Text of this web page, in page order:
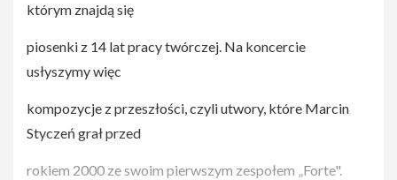
którym znajdą się
piosenki z 14 lat pracy twórczej. Na koncercie
usłyszymy więc
kompozycje z przeszłości, czyli utwory, które Marcin
Styczeń grał przed
rokiem 2000 ze swoim pierwszym zespołem „Forte".